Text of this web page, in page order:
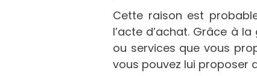
Cette raison est
l’acte d’achat. Grâce à
ou services que vous
vous pouvez lui proposer